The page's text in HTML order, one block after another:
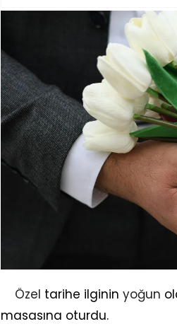
Özel tarihe ilginin yoğun
masasına oturdu.